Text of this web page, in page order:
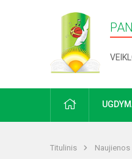
PRADŽIA
Titulinis Naujienos